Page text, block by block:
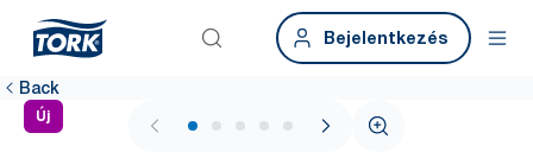
Bejelentkezés
Back
Új
1 / 5